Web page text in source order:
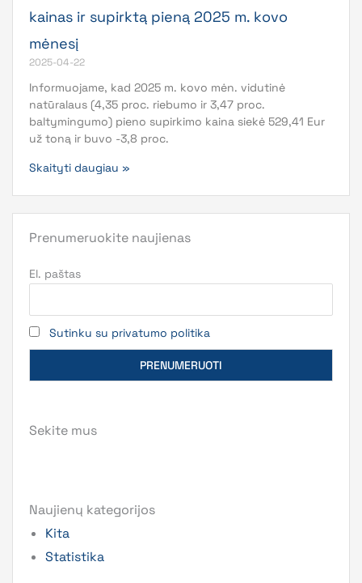
kainas ir supirktą pieną 2025 m. kovo
mėnesį
2025-04-22
Informuojame, kad 2025 m. kovo mėn. vidutinė
natūralaus (4,35 proc. riebumo ir 3,47 proc.
baltymingumo) pieno supirkimo kaina siekė 529,41 Eur
už toną ir buvo -3,8 proc.
Skaityti daugiau »
Prenumeruokite naujienas
El. paštas
Sutinku su privatumo politika
Sekite mus
Naujienų kategorijos
Kita
Statistika